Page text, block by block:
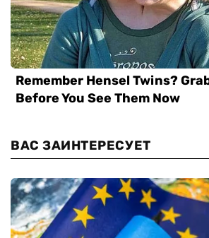
ВАС ЗАИНТЕРЕСУЕТ